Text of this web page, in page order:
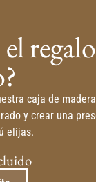
regalo
caja de
y crear una
elijas.